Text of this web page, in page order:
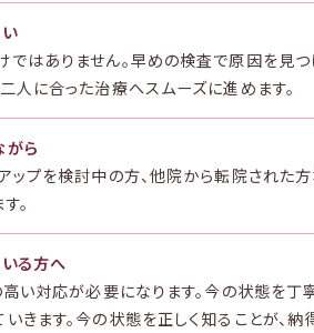
はありません。早めの検査で原因を見つ
人に合った治療へスムーズに進めます。
がら
ップを検討中の方、他院から転院された
。
る方へ
い対応が必要になります。今の状態を丁
きます。今の状態を正しく知ることが、